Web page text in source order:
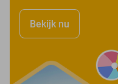
Bekijk nu